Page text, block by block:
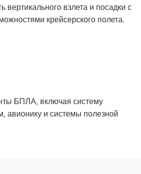
вертикального взлета и посадки с
крейсерского полета.
БПЛА, включая систему
авионику и системы полезной